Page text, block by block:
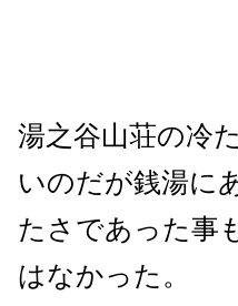
湯之谷山荘の冷
いのだが銭湯に
たさであった事
はなかった。